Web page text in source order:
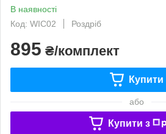
В наявності
Код: WIC02
Роздріб
895 ₴/комплект
Купити
або
Купити з